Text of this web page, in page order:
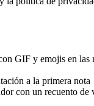
GIF y emojis en las
a la primera nota
con un recuento de